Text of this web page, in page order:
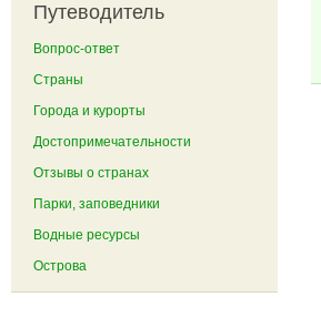
Путеводитель
Вопрос-ответ
Страны
Города и курорты
Достопримечательности
Отзывы о странах
Парки, заповедники
Водные ресурсы
Острова